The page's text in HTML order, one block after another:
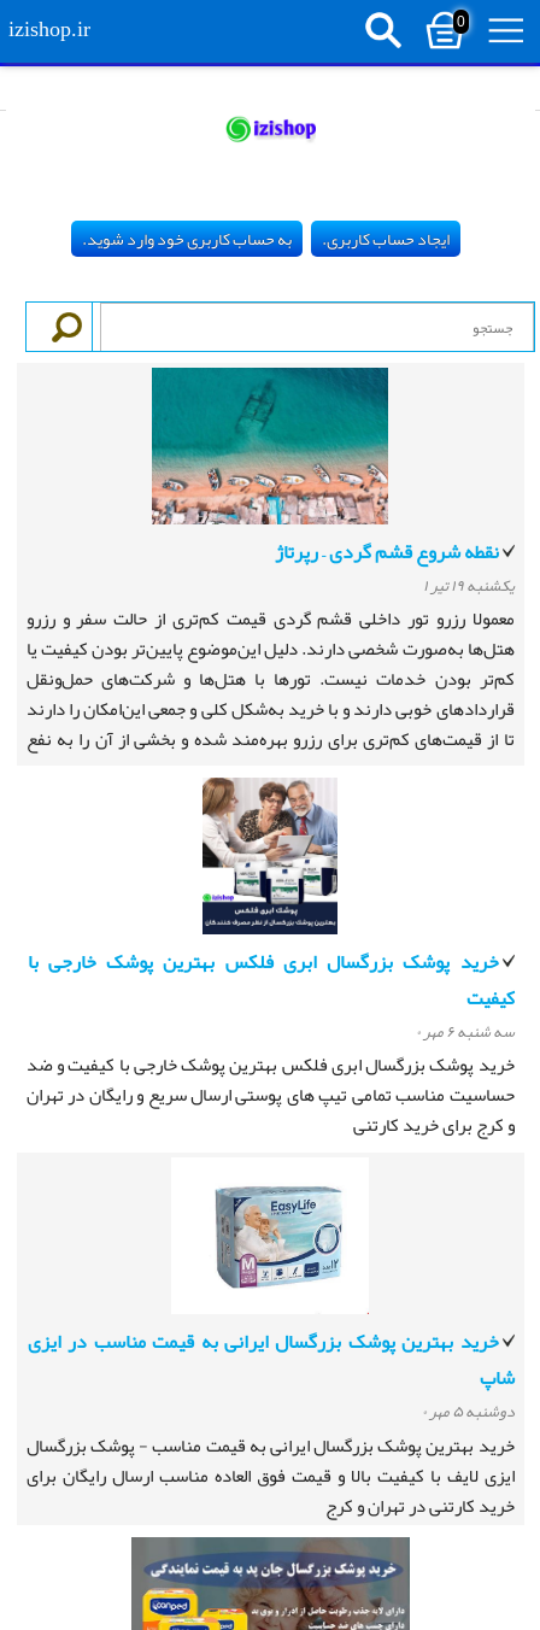
0
izishop.ir
ایجاد حساب کاربری. به حساب کاربری خود وارد شوید.
نقطه شروع قشم گردی – رپرتاژ
يكشنبه ۱۹ تیر ۱
معمولا رزرو تور داخلی قشم گردی قیمت کم‌تری از حالت سفر و رزرو
هتل‌ها به‌صورت شخصی دارند. دلیل این‌موضوع پایین‌تر بودن کیفیت یا
کم‌تر بودن خدمات نیست. تورها با هتل‌ها و شرکت‌های حمل‌ونقل
قراردادهای خوبی دارند و با خرید به‌شکل کلی و جمعی این‌امکان را دارند
تا از قیمت‌های کم‌تری برای رزرو بهره‌مند شده و بخشی از آن را به نفع
مسافران قرار دهند. حتی جالب است بدانید که رزرو تور لحظه آخری
قشم می‌تواند قیمت‌های بازهم بهتر و مناسب‌تری داشته باشد.
خرید پوشک بزرگسال ابری فلکس بهترین پوشک خارجی با
کیفیت
سه شنبه ۶ مهر ۰
خرید پوشک بزرگسال ابری فلکس بهترین پوشک خارجی با کیفیت و ضد
حساسیت مناسب تمامی تیپ های پوستی ارسال سریع و رایگان در تهران
و کرج برای خرید کارتنی
خرید بهترین پوشک بزرگسال ایرانی به قیمت مناسب در ایزی
شاپ
دوشنبه ۵ مهر ۰
خرید بهترین پوشک بزرگسال ایرانی به قیمت مناسب - پوشک بزرگسال
ایزی لایف با کیفیت بالا و قیمت فوق العاده مناسب ارسال رایگان برای
خرید کارتنی در تهران و کرج